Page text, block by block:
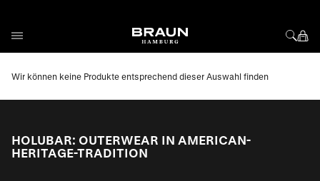
Wir können keine Produkte entsprechend dieser Auswahl finden
HOLUBAR: OUTERWEAR IN AMERICAN-
HERITAGE-TRADITION